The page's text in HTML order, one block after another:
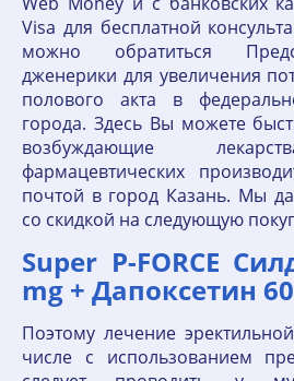
Visa для бесплатной
можно обратиться
дженерики для увеличения
полового акта в
города. Здесь Вы можете
возбуждающие
фармацевтических
почтой в город Казань. Мы
со скидкой на следующую
Super P-FORCE
mg + Дапоксетин
Поэтому лечение
числе с использованием